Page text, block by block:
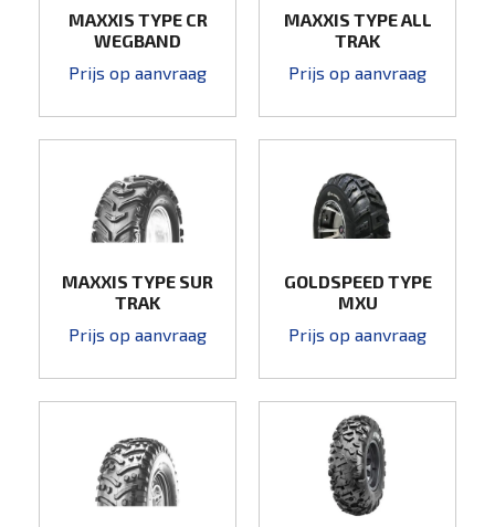
MAXXIS TYPE CR
WEGBAND
Prijs op aanvraag
MAXXIS TYPE ALL
TRAK
Prijs op aanvraag
MAXXIS TYPE SUR
TRAK
Prijs op aanvraag
GOLDSPEED TYPE
MXU
Prijs op aanvraag